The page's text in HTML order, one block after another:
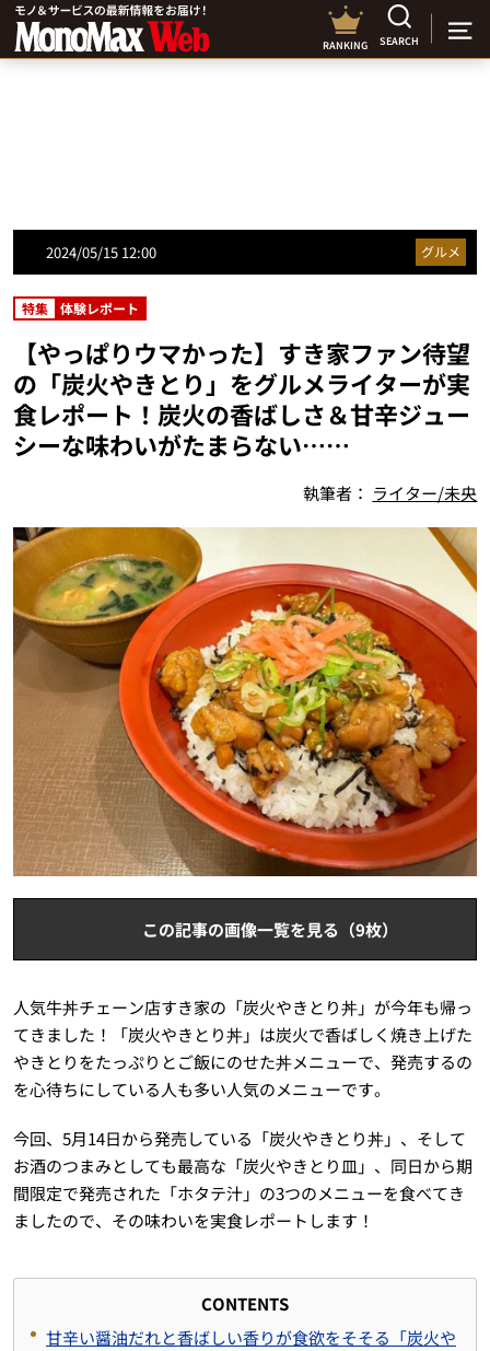
RANKING SEARCH
2024/05/15 12:00 グルメ
特集 体験レポート
【やっぱりウマかった】すき家ファン待望
の「炭火やきとり」をグルメライターが実
食レポート！炭火の香ばしさ＆甘辛ジュー
シーな味わいがたまらない……
執筆者： ライター/未央
この記事の画像一覧を見る（9枚）
人気牛丼チェーン店すき家の「炭火やきとり丼」が今年も帰っ
てきました！「炭火やきとり丼」は炭火で香ばしく焼き上げた
やきとりをたっぷりとご飯にのせた丼メニューで、発売するの
を心待ちにしている人も多い人気のメニューです。
今回、5月14日から発売している「炭火やきとり丼」、そして
お酒のつまみとしても最高な「炭火やきとり皿」、同日から期
間限定で発売された「ホタテ汁」の3つのメニューを食べてき
ましたので、その味わいを実食レポートします！
CONTENTS
甘辛い醤油だれと香ばしい香りが食欲をそそる「炭火や